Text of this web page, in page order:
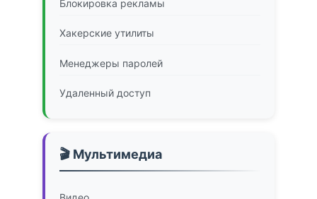
Блокировка рекламы
Хакерские утилиты
Менеджеры паролей
Удаленный доступ
🎬 Мультимедиа